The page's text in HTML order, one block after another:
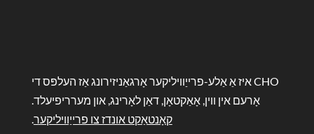
CHO איז אַ אַלע-פרייַוויליקער אָרגאַניזירונג אַז העלפּס די
אָרעם אין ווין, אָאַקטאָן, דאַן לאָרינג, און מערריפיעלד.
קאָנטאַקט אונדז צו פרייַוויליקער.